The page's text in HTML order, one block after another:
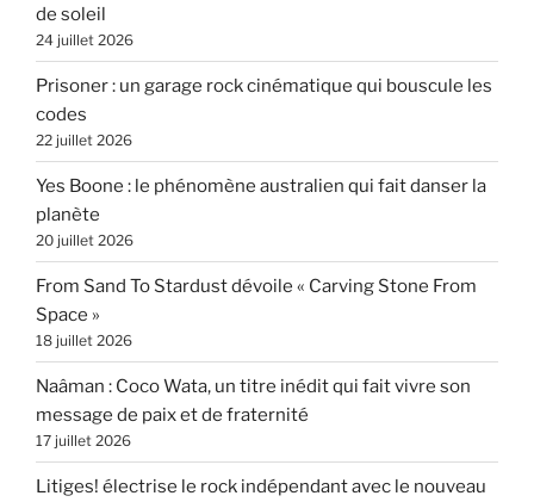
de soleil
24 juillet 2026
Prisoner : un garage rock cinématique qui bouscule les
codes
22 juillet 2026
Yes Boone : le phénomène australien qui fait danser la
planète
20 juillet 2026
From Sand To Stardust dévoile « Carving Stone From
Space »
18 juillet 2026
Naâman : Coco Wata, un titre inédit qui fait vivre son
message de paix et de fraternité
17 juillet 2026
Litiges! électrise le rock indépendant avec le nouveau